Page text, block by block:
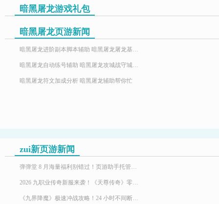
暗黑屠龙游戏礼包
暗黑屠龙页游新闻
暗黑屠龙进阶副本脚本辅助 暗黑屠龙屠龙基金玩法详解
暗黑屠龙自动练号辅助 暗黑屠龙攻城战守城攻略
暗黑屠龙符文加成分析 暗黑屠龙辅助帮你忙
zui新页游新闻
弹弹堂 8 月海量福利别错过！页游助手托管挂机，限定时装轻松到手
2026 九职业传奇新服来袭！《天尊传奇》零氪高效发育，快速玩转霸服
《九界降魔》极速冲战攻略！24 小时不间断堆战力霸服